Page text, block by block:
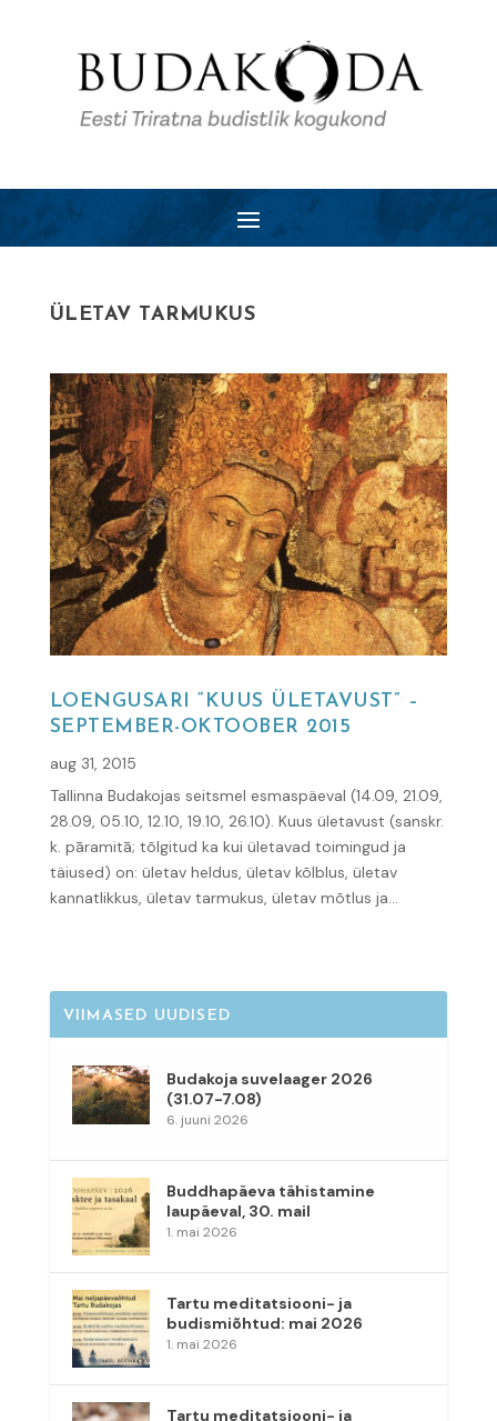
ÜLETAV TARMUKUS
LOENGUSARI “KUUS ÜLETAVUST” –
SEPTEMBER-OKTOOBER 2015
aug 31, 2015
Tallinna Budakojas seitsmel esmaspäeval (14.09, 21.09,
28.09, 05.10, 12.10, 19.10, 26.10). Kuus ületavust (sanskr.
k. pāramitā; tõlgitud ka kui ületavad toimingud ja
täiused) on: ületav heldus, ületav kõlblus, ületav
kannatlikkus, ületav tarmukus, ületav mõtlus ja...
VIIMASED UUDISED
Budakoja suvelaager 2026
(31.07-7.08)
6. juuni 2026
Buddhapäeva tähistamine
laupäeval, 30. mail
1. mai 2026
Tartu meditatsiooni- ja
budismiõhtud: mai 2026
1. mai 2026
Tartu meditatsiooni- ja